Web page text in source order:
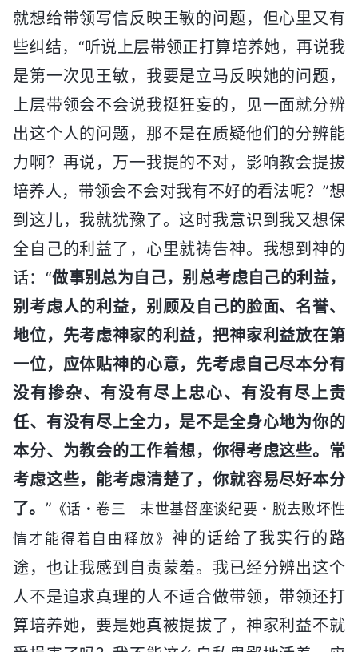
就想给带领写信反映王敏的问题，但心里又有
些纠结，“听说上层带领正打算培养她，再说我
是第一次见王敏，我要是立马反映她的问题，
上层带领会不会说我挺狂妄的，见一面就分辨
出这个人的问题，那不是在质疑他们的分辨能
力啊？再说，万一我提的不对，影响教会提拔
培养人，带领会不会对我有不好的看法呢？”想
到这儿，我就犹豫了。这时我意识到我又想保
全自己的利益了，心里就祷告神。我想到神的
话：“做事别总为自己，别总考虑自己的利益，
别考虑人的利益，别顾及自己的脸面、名誉、
地位，先考虑神家的利益，把神家利益放在第
一位，应体贴神的心意，先考虑自己尽本分有
没有掺杂、有没有尽上忠心、有没有尽上责
任、有没有尽上全力，是不是全身心地为你的
本分、为教会的工作着想，你得考虑这些。常
考虑这些，能考虑清楚了，你就容易尽好本分
了。 ” 《话・卷三 末世基督座谈纪要・脱去败坏性
情才能得着自由释放》 神的话给了我实行的路
途，也让我感到自责蒙羞。我已经分辨出这个
人不是追求真理的人不适合做带领，带领还打
算培养她，要是她真被提拔了，神家利益不就